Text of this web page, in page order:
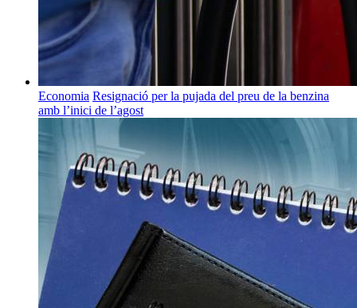
Economia Resignació per la pujada del preu de la benzina
amb l’inici de l’agost